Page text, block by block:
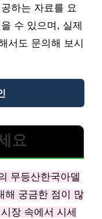
하는 자료를 요
수 있으며, 실제
서도 문의해 보시
요
무등산한국아델
해 궁금한 점이 많
장 속에서 시세